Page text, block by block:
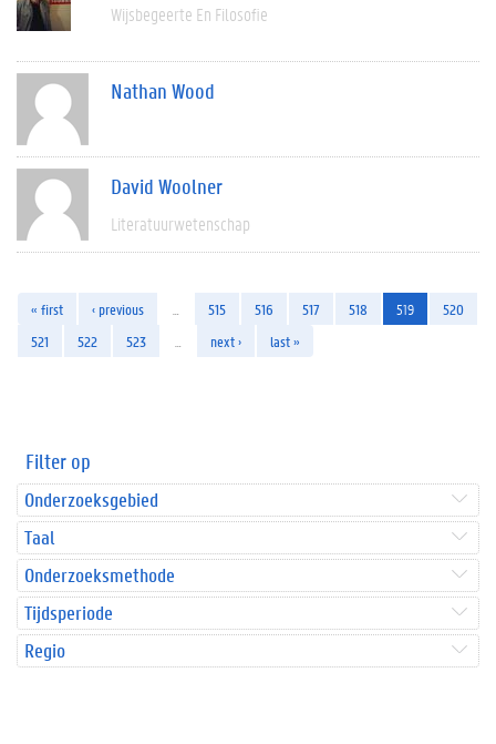
Wijsbegeerte En Filosofie
Nathan Wood
David Woolner
Literatuurwetenschap
« first ‹ previous 515 516 517 518 519
520
521
522 523 next › last »
Filter op
Onderzoeksgebied
Taal
Onderzoeksmethode
Tijdsperiode
Regio